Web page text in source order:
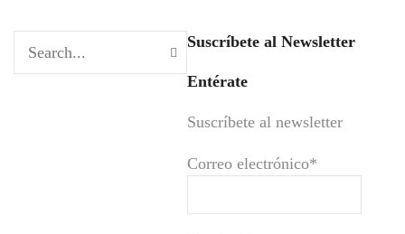
Suscríbete al Newsletter
Entérate
Suscríbete al newsletter
Correo electrónico*